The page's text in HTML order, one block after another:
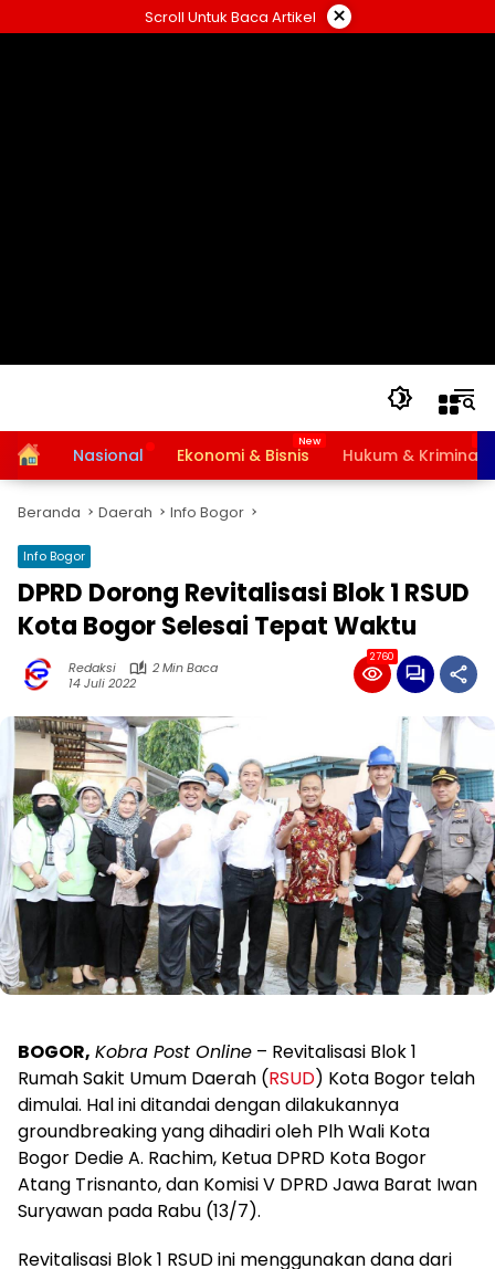
ke
Scroll Untuk Baca Artikel ×
HomeNasional Ekonomi & Bisnis Hukum & Kriminal
Beranda Daerah Info Bogor
Info Bogor
DPRD Dorong Revitalisasi Blok 1 RSUD
Kota Bogor Selesai Tepat Waktu
Redaksi
2 Min Baca
14 Juli 2022
2760
BOGOR, Kobra Post Online – Revitalisasi Blok 1
Rumah Sakit Umum Daerah (RSUD) Kota Bogor telah
dimulai. Hal ini ditandai dengan dilakukannya
groundbreaking yang dihadiri oleh Plh Wali Kota
Bogor Dedie A. Rachim, Ketua DPRD Kota Bogor
Atang Trisnanto, dan Komisi V DPRD Jawa Barat Iwan
Suryawan pada Rabu (13/7).
Revitalisasi Blok 1 RSUD ini menggunakan dana dari